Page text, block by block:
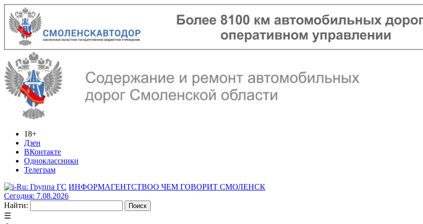
18+
Дзен
ВКонтакте
Одноклассники
Телеграм
ИНФОРМАГЕНТСТВОО ЧЕМ ГОВОРИТ СМОЛЕНСК
Сегодня: 7.08.2026
Найти:
☰